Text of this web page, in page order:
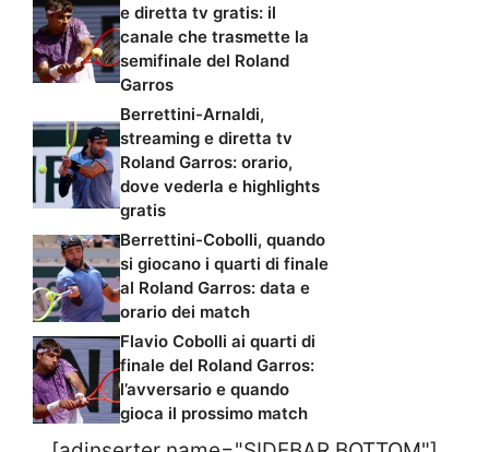
e diretta tv gratis: il
canale che trasmette la
semifinale del Roland
Garros
Berrettini-Arnaldi,
streaming e diretta tv
Roland Garros: orario,
dove vederla e highlights
gratis
Berrettini-Cobolli, quando
si giocano i quarti di finale
al Roland Garros: data e
orario dei match
Flavio Cobolli ai quarti di
finale del Roland Garros:
l’avversario e quando
gioca il prossimo match